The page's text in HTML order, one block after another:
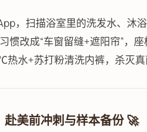
，扫描浴室里的洗发水、沐
惯改成“车窗留缝+遮阳帘”，
水+苏打粉清洗内裤，杀灭真
美前冲刺与样本备份 🚀